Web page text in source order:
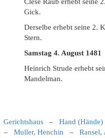
Gick.
Derselbe erhebt seine 2.
Stern.
Samstag 4. August 1481
Heinrich Strude erhebt
Mandelman.
Gerichtshaus – Hand (Hände)
– Muller, Henchin – Ransel,